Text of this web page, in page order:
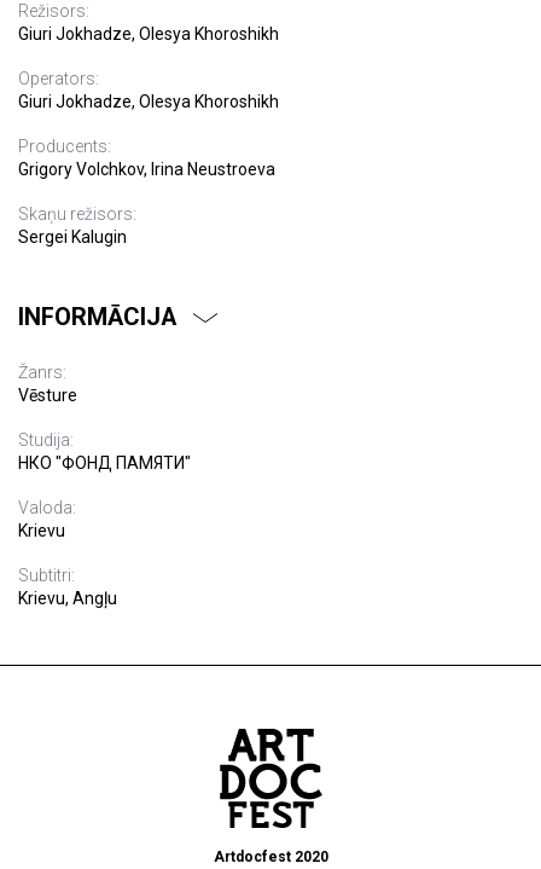
Režisors:
Giuri Jokhadze, Olesya Khoroshikh
Operators:
Giuri Jokhadze, Olesya Khoroshikh
Producents:
Grigory Volchkov, Irina Neustroeva
Skaņu režisors:
Sergei Kalugin
INFORMĀCIJA
Žanrs:
Vēsture
Studija:
НКО "ФОНД ПАМЯТИ"
Valoda:
Krievu
Subtitri:
Krievu, Angļu
Artdocfest 2020